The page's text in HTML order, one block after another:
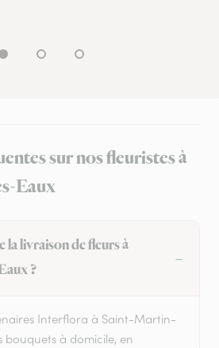
sur nos fleuristes à
Eaux
la livraison de fleurs à
?
Interflora à Saint-Martin-
bouquets à domicile, en